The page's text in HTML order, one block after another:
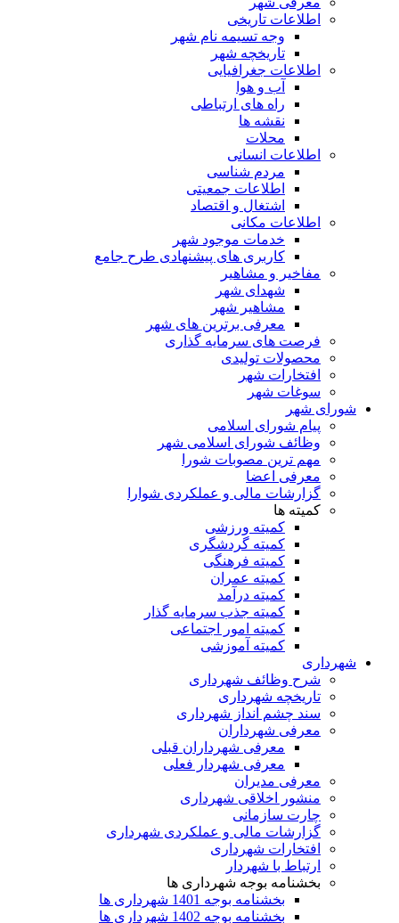
اطلاعات تاریخی
وجه تسیمه نام شهر
تاریخچه شهر
اطلاعات جغرافیایی
آب و هوا
راه های ارتباطی
نقشه ها
محلات
اطلاعات انسانی
مردم شناسی
اطلاعات جمعیتی
اشتغال و اقتصاد
اطلاعات مکانی
خدمات موجود شهر
کاربری های پیشنهادی طرح جامع
مفاخیر و مشاهیر
شهدای شهر
مشاهیر شهر
معرفی برترین های شهر
فرصت های سرمایه گذاری
محصولات تولیدی
افتخارات شهر
سوغات شهر
شورای شهر
پیام شورای اسلامی
وظائف شورای اسلامی شهر
مهم ترین مصوبات شورا
معرفی اعضا
گزارشات مالی و عملکردی شوارا
کمیته ها
کمیته ورزشی
کمیته گردشگری
کمیته فرهنگی
کمیته عمران
کمیته درآمد
کمیته جذب سرمایه گذار
کمیته امور اجتماعی
کمیته آموزشی
شهرداری
شرح وظائف شهرداری
تاریخچه شهرداری
سند چشم انداز شهرداری
معرفی شهرداران
معرفی شهرداران قبلی
معرفی شهردار فعلی
معرفی مدیران
منشور اخلاقی شهرداری
چارت سازمانی
گزارشات مالی و عملکردی شهرداری
افتخارات شهرداری
ارتباط با شهردار
بخشنامه بوجه شهرداری ها
بخشنامه بوجه 1401 شهرداری ها
بخشنامه بوجه 1402 شهرداری ها